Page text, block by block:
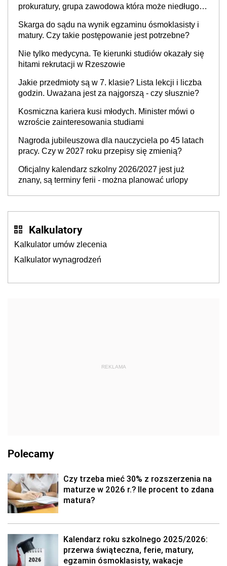
prokuratury, grupa zawodowa która może niedługo
Skarga do sądu na wynik egzaminu ósmoklasisty i
matury. Czy takie postępowanie jest potrzebne?
Nie tylko medycyna. Te kierunki studiów okazały się
hitami rekrutacji w Rzeszowie
Jakie przedmioty są w 7. klasie? Lista lekcji i liczba
godzin. Uważana jest za najgorszą - czy słusznie?
Kosmiczna kariera kusi młodych. Minister mówi o
wzroście zainteresowania studiami
Nagroda jubileuszowa dla nauczyciela po 45 latach
pracy. Czy w 2027 roku przepisy się zmienią?
Oficjalny kalendarz szkolny 2026/2027 jest już
znany, są terminy ferii - można planować urlopy
Kalkulatory
Kalkulator umów zlecenia
Kalkulator wynagrodzeń
REKLAMA
Polecamy
Czy trzeba mieć 30% z rozszerzenia na
maturze w 2026 r.? Ile procent to zdana
matura?
Kalendarz roku szkolnego 2025/2026:
przerwa świąteczna, ferie, matury,
egzamin ósmoklasisty, wakacje